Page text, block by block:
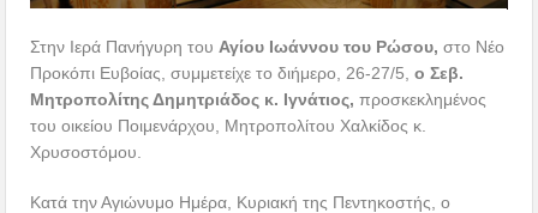
Στην Ιερά Πανήγυρη του Αγίου Ιωάννου του Ρώσου,στο Νέο
Προκόπι Ευβοίας, συμμετείχε το διήμερο, 26-27/5,ο Σεβ.
Μητροπολίτης Δημητριάδος κ. Ιγνάτιος, προσκεκλημένος
του οικείου Ποιμενάρχου, Μητροπολίτου Χαλκίδος κ.
Χρυσοστόμου.
Κατά την Αγιώνυμο Ημέρα, Κυριακή της Πεντηκοστής, ο